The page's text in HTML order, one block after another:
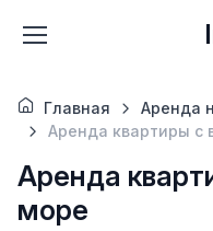
Главная
Аренда
Аренда квартиры с
Аренда
море